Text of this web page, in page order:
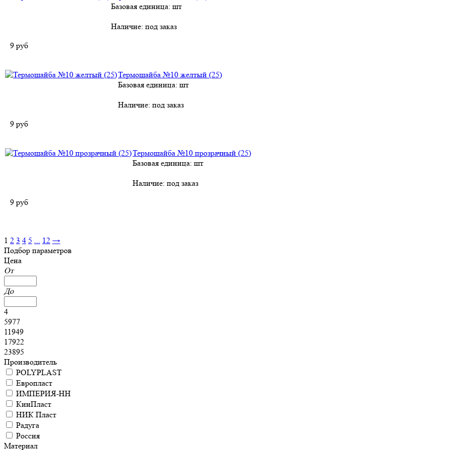
Базовая единица: шт
Наличие: под заказ
9 руб
Термошайба №10 желтый (25)
Базовая единица: шт
Наличие: под заказ
9 руб
Термошайба №10 прозрачный (25)
Базовая единица: шт
Наличие: под заказ
9 руб
1 2 3 4 5 ... 12 →
Подбор параметров
Цена
От
До
4
5977
11949
17922
23895
Производитель
POLYPLAST
Европласт
ИМПЕРИЯ-НН
КинПласт
НИК Пласт
Радуга
Россия
Материал